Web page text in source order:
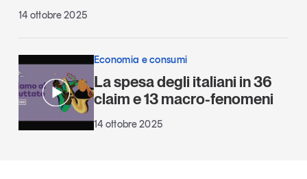
14 ottobre 2025
Economia e consumi
La spesa degli italiani in 36
claim e 13 macro-fenomeni
14 ottobre 2025